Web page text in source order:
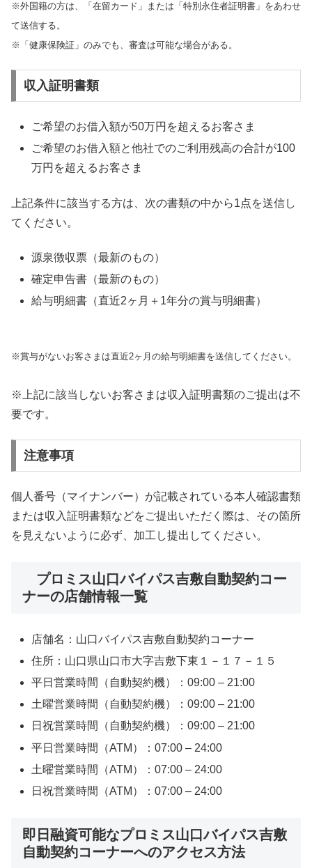
※外国籍の方は、「在留カード」または「特別永住者証明書」をあわせ
て送信する。
※「健康保険証」のみでも、審査は可能な場合がある。
収入証明書類
ご希望のお借入額が50万円を超えるお客さま
ご希望のお借入額と他社でのご利用残高の合計が100
万円を超えるお客さま
上記条件に該当する方は、次の書類の中から1点を送信し
てください。
源泉徴収票（最新のもの）
確定申告書（最新のもの）
給与明細書（直近2ヶ月＋1年分の賞与明細書）
※賞与がないお客さまは直近2ヶ月の給与明細書を送信してください。
※上記に該当しないお客さまは収入証明書類のご提出は不
要です。
注意事項
個人番号（マイナンバー）が記載されている本人確認書類
または収入証明書類などをご提出いただく際は、その箇所
を見えないように必ず、加工し提出してください。
プロミス山口バイパス吉敷自動契約コー
ナーの店舗情報一覧
店舗名：山口バイパス吉敷自動契約コーナー
住所：山口県山口市大字吉敷下東１－１７－１５
平日営業時間（自動契約機）：09:00 – 21:00
土曜営業時間（自動契約機）：09:00 – 21:00
日祝営業時間（自動契約機）：09:00 – 21:00
平日営業時間（ATM）：07:00 – 24:00
土曜営業時間（ATM）：07:00 – 24:00
日祝営業時間（ATM）：07:00 – 24:00
即日融資可能なプロミス山口バイパス吉敷
自動契約コーナーへのアクセス方法